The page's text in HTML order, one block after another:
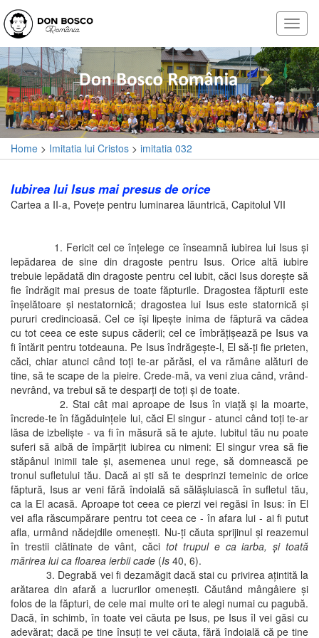
Home > Imitatia lui Cristos > imitatia 032
Iubirea lui Isus mai presus de orice
Cartea a II-a, Poveţe pentru luminarea lăuntrică, Capitolul VII
1. Fericit cel ce înţelege ce înseamnă iubirea lui Isus şi
lepădarea de sine din dragoste pentru Isus. Orice altă iubire
trebuie lepădată din dragoste pentru cel iubit, căci Isus doreşte să
fie îndrăgit mai presus de toate făpturile. Dragostea făpturii este
înşelătoare şi nestatornică; dragostea lui Isus este statornică şi
pururi credincioasă. Cel ce îşi lipeşte inima de făptură va cădea
cu tot ceea ce este supus căderii; cel ce îmbrăţişează pe Isus va
fi întărit pentru totdeauna. Pe Isus îndrăgeşte-l, El să-ţi fie prieten,
căci, chiar atunci când toţi te-ar părăsi, el va rămâne alături de
tine, să te scape de la pieire. Crede-mă, va veni ziua când, vrând-
nevrând, va trebui să te desparţi de toţi şi de toate.
2. Stai cât mai aproape de Isus în viaţă şi la moarte,
încrede-te în făgăduinţele lui, căci El singur - atunci când toţi te-ar
lăsa de izbelişte - va fi în măsură să te ajute. Iubitul tău nu poate
suferi să aibă de împărţit iubirea cu nimeni: El singur vrea să fie
stăpânul inimii tale şi, asemenea unui rege, să domnească pe
tronul sufletului tău. Dacă ai şti să te desprinzi temeinic de orice
făptură, Isus ar veni fără îndoială să sălăşluiască în sufletul tău,
ca la El acasă. Aproape tot ceea ce pierzi vei regăsi în Isus: în El
vei afla răscumpărare pentru tot ceea ce - în afara lui - ai fi putut
afla, urmând nădejdile omeneşti. Nu-ţi căuta sprijinul şi reazemul
în trestii clătinate de vânt, căci tot trupul e ca iarba, şi toată
mărirea lui ca floarea ierbii cade (Is 40, 6).
3. Degrabă vei fi dezamăgit dacă stai cu privirea aţintită la
arătarea din afară a lucrurilor omeneşti. Căutând mângâiere şi
folos de la făpturi, de cele mai multe ori te alegi numai cu pagubă.
Dacă, în schimb, în toate vei căuta pe Isus, pe Isus îl vei găsi cu
adevărat; dacă pe tine însuţi te vei căuta, fără îndoială că pe tine